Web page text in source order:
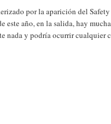
por la aparición del
año, en la salida, hay
nada y podría ocurrir cualquier